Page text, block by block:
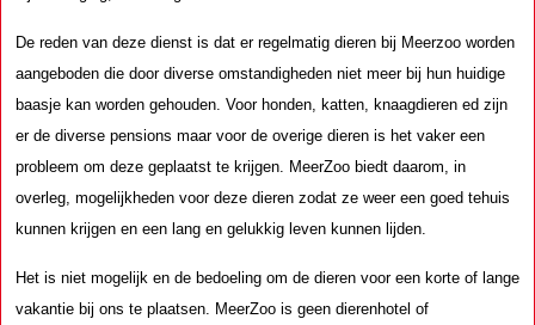
De reden van deze dienst is dat er regelmatig dieren bij Meerzoo worden
aangeboden die door diverse omstandigheden niet meer bij hun huidige
baasje kan worden gehouden. Voor honden, katten, knaagdieren ed zijn
er de diverse pensions maar voor de overige dieren is het vaker een
probleem om deze geplaatst te krijgen. MeerZoo biedt daarom, in
overleg, mogelijkheden voor deze dieren zodat ze weer een goed tehuis
kunnen krijgen en een lang en gelukkig leven kunnen lijden.
Het is niet mogelijk en de bedoeling om de dieren voor een korte of lange
vakantie bij ons te plaatsen. MeerZoo is geen dierenhotel of